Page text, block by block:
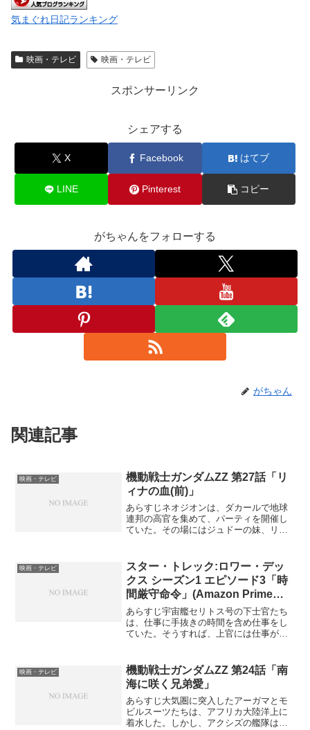
気まぐれ日記ランキング
映画・テレビ 映画・テレビ
スポンサーリンク
シェアする
X Facebook はてブ
LINE Pinterest コピー
がちゃんをフォローする
がちゃん
関連記事
映画・テレビ
機動戦士ガンダムZZ 第27話「リ
ィナの血(前)」
あらすじネオジオンは、ダカールで地球
連邦の高官を集めて、パーティを開催し
ていた。その場にはジュドーの妹、リィ
その頃、ジュドーたちは、ダカールに攻
撃をかけ、ジュドーはリィ...
映画・テレビ
スター・トレック:ロワー・デッ
クス シーズン1 エピソード3「時
間厳守命令」(Amazon Prime
Video)
あらすじ宇宙艦セリトス号の下士官たち
は、仕事に手抜きの時間を含め仕事をし
ていた。そうすれば、上官には仕事が早
トの中で出会い、ボイムラーが手抜き時
間のことをしゃべってしま...
映画・テレビ
機動戦士ガンダムZZ 第24話「南
海に咲く兄弟愛」
あらすじ大気圏に突入したアーガマとモ
ビルスーツたちは、アフリカ大陸洋上に
着水した。しかし、アクシズの艦隊は、